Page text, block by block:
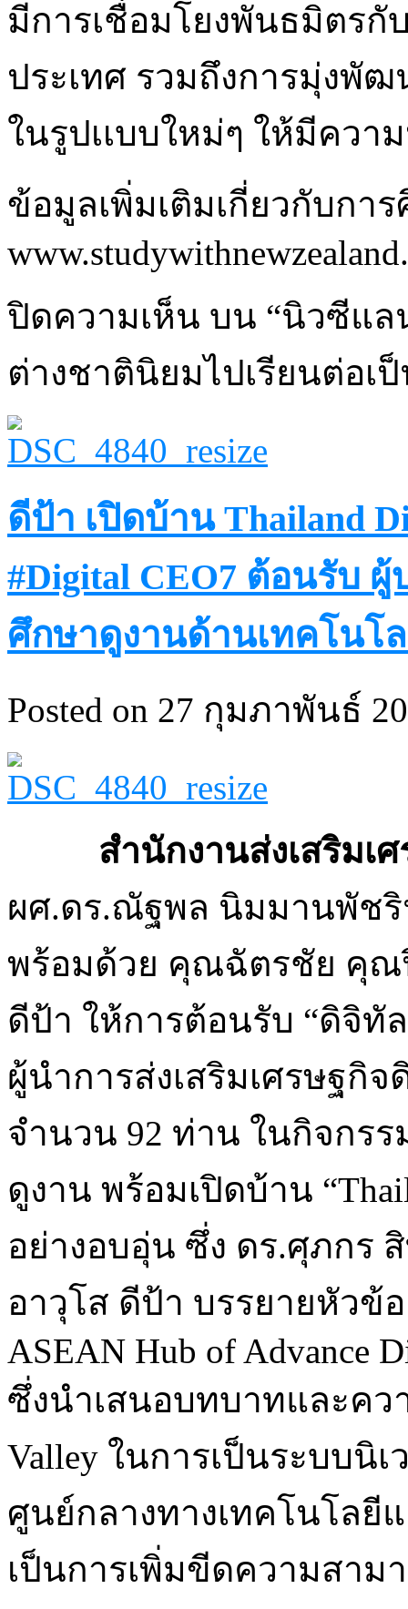
มีการเชื่อมโยงพันธมิตรกั
ประเทศ รวมถึงการมุ่งพั
ในรูปเเบบใหม่ๆ ให้มีคว
ข้อมูลเพิ่มเติมเกี่ยวกับกา
ปิดความเห็น บน “นิวซีแล
ต่างชาตินิยมไปเรียนต่อเ
ดีป้า เปิดบ้าน Thailand
#Digital CEO7 ต้อนรับ
ศึกษาดูงานด้านเทคโนโ
Posted on 27 กุมภาพันธ์
สำนักงานส่งเสริมเศ
ผศ.ดร.ณัฐพล นิมมานพัช
พร้อมด้วย คุณฉัตรชัย คุณ
ดีป้า ให้การต้อนรับ “ดิจิทั
ผู้นำการส่งเสริมเศรษฐกิจ
จำนวน 92 ท่าน ในกิจกร
ดูงาน พร้อมเปิดบ้าน
อย่างอบอุ่น ซึ่ง ดร.ศุภกร
อาวุโส ดีป้า บรรยายหัวข้อ
ASEAN Hub of Advance
ซึ่งนำเสนอบทบาทและคว
Valley ในการเป็นระบบนิ
ศูนย์กลางทางเทคโนโลยี
เป็นการเพิ่มขีดความสาม